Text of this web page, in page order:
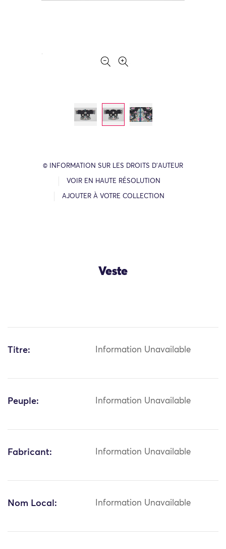
© INFORMATION SUR LES DROITS D’AUTEUR
VOIR EN HAUTE RÉSOLUTION
AJOUTER À VOTRE COLLECTION
Veste
Titre: Information Unavailable
Peuple: Information Unavailable
Fabricant: Information Unavailable
Nom Local: Information Unavailable